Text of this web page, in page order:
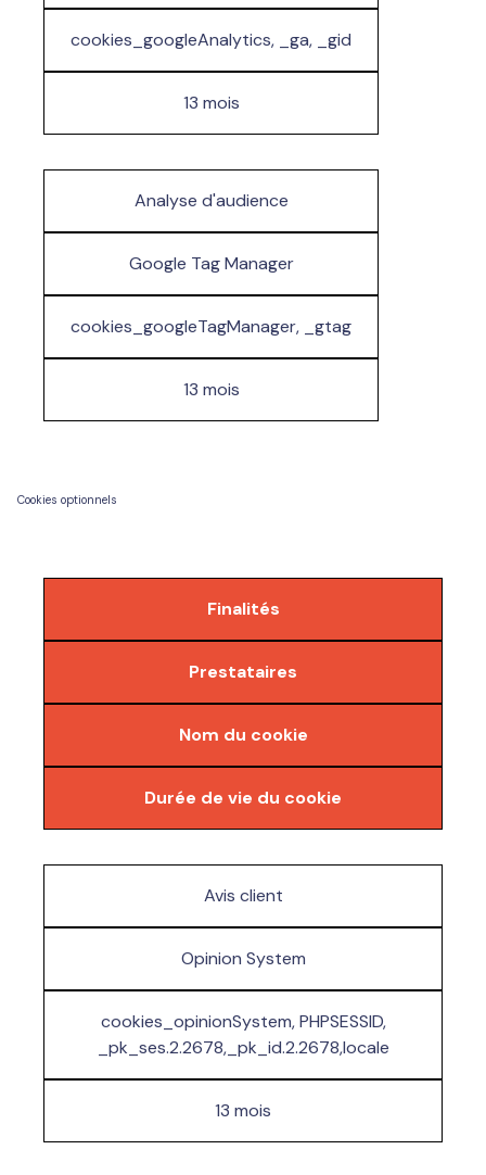
cookies_googleAnalytics, _ga, _gid
13 mois
Analyse d'audience
Google Tag Manager
cookies_googleTagManager, _gtag
13 mois
Cookies optionnels
Finalités
Prestataires
Nom du cookie
Durée de vie du cookie
Avis client
Opinion System
cookies_opinionSystem, PHPSESSID,
_pk_ses.2.2678,_pk_id.2.2678,locale
13 mois